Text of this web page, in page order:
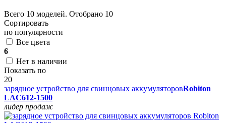
Всего 10 моделей. Отобрано 10
Сортировать
по популярности
Все цвета
6
Нет в наличии
Показать по
20
зарядное устройство для свинцовых аккумуляторовRobiton
LAC612-1500
лидер продаж